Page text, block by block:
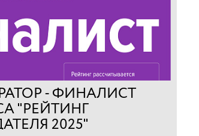
- ФИНАЛИСТ
"РЕЙТИНГ
2025"